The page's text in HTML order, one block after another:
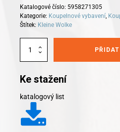
Katalogové číslo: 5958271305
Kategorie: Koupelnové vybavení
Štítek: Kleine Wolke
Kleine
koupelnový
George
šedohnědá
množství
Ke stažení
katalogový list